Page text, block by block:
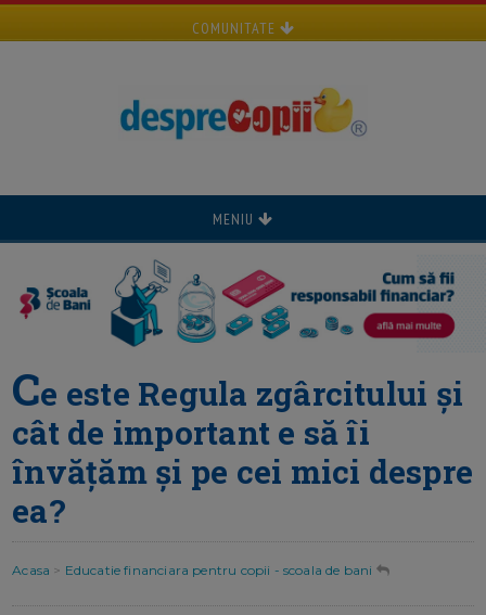
COMUNITATE
MENIU
Ce este Regula zgârcitului și
cât de important e să îi
învățăm și pe cei mici despre
ea?
Acasa > Educatie financiara pentru copii - scoala de bani